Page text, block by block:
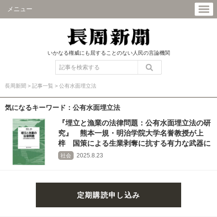
メニュー
いかなる権威にも屈することのない人民の言論機関
長周新聞 > 記事一覧 > 公有水面埋立法
気になるキーワード：公有水面埋立法
『埋立と漁業の法律問題：公有水面埋立法の研
究』 熊本一規・明治学院大学名誉教授が上
梓 国策による生業剥奪に抗する有力な武器に
社会 2025.8.23
定期購読申し込み